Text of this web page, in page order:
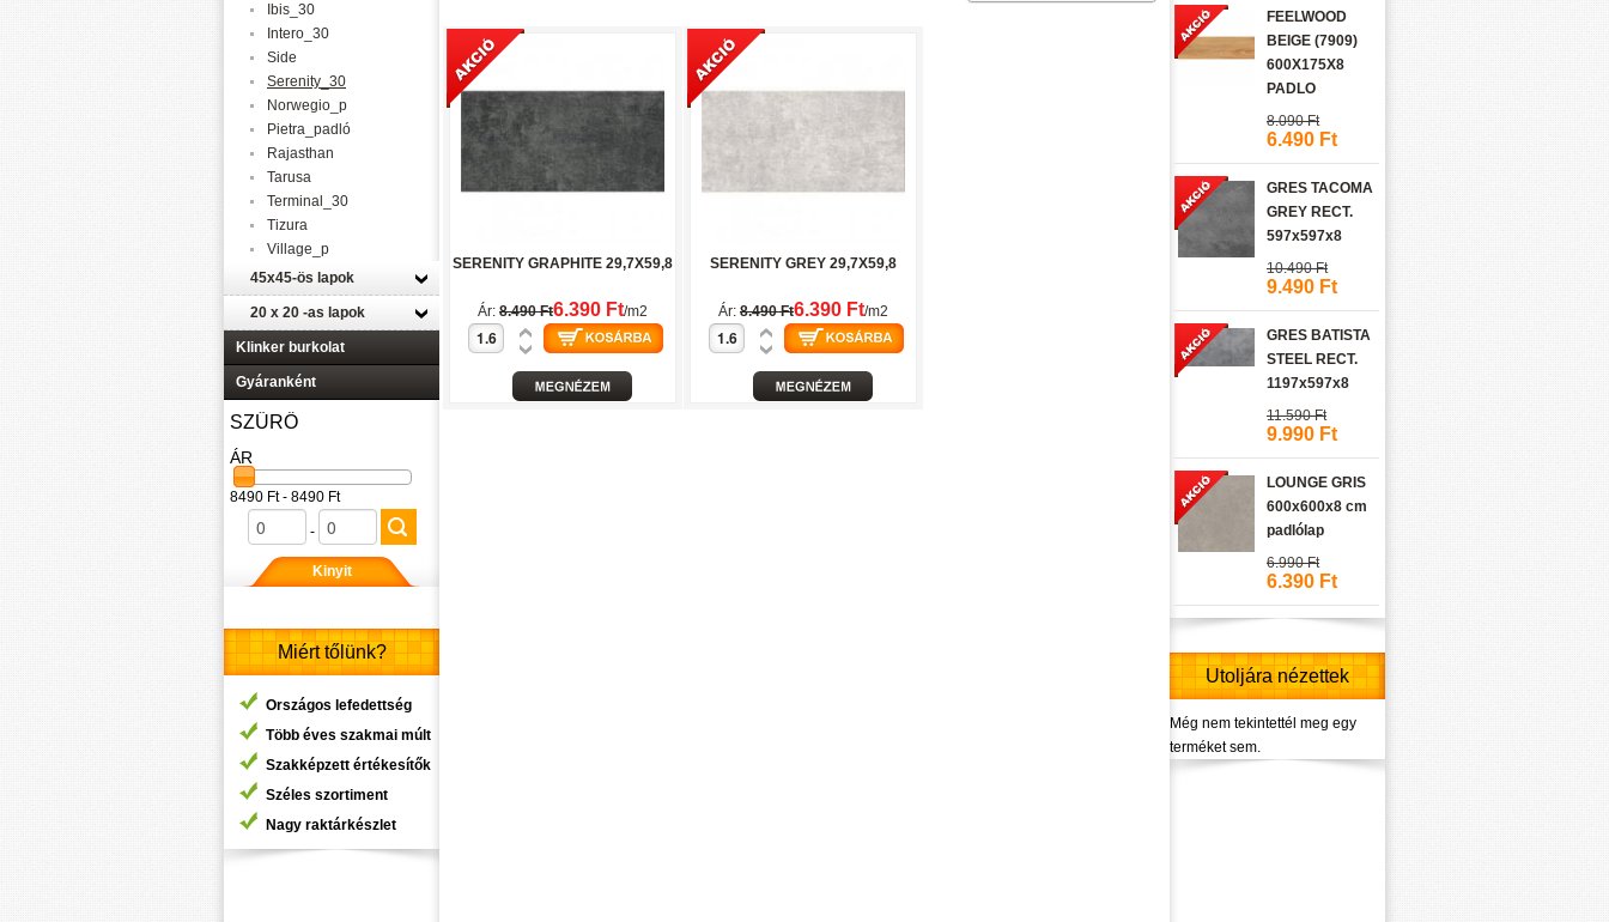
Ibis_30
Intero_30
Side
Serenity_30
Norwegio_p
Pietra_padló
Rajasthan
Tarusa
Terminal_30
Tizura
Village_p
45x45-ös lapok
20 x 20 -as lapok
Klinker burkolat
Gyáranként
SZŰRŐ
ÁR
8490 Ft - 8490 Ft
-
Kinyit
Miért tőlünk?
Országos lefedettség
Több éves szakmai múlt
Szakképzett értékesítők
Széles szortiment
Nagy raktárkészlet
SERENITY GRAPHITE 29,7X59,8
Ár: 8.490 Ft6.390 Ft/m2
SERENITY GREY 29,7X59,8
Ár: 8.490 Ft6.390 Ft/m2
FEELWOOD
BEIGE (7909)
600X175X8
PADLO
8.090 Ft
6.490 Ft
GRES TACOMA
GREY RECT.
597x597x8
10.490 Ft
9.490 Ft
GRES BATISTA
STEEL RECT.
1197x597x8
11.590 Ft
9.990 Ft
LOUNGE GRIS
600x600x8 cm
padlólap
6.990 Ft
6.390 Ft
Utoljára nézettek
Még nem tekintettél meg egy
terméket sem.